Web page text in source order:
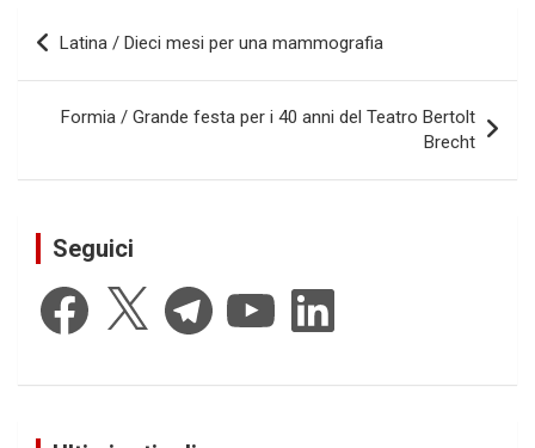
Navigazione
articoli
Latina / Dieci mesi per una mammografia
Formia / Grande festa per i 40 anni del Teatro Bertolt
Brecht
Seguici
Facebook Telegram YouTube LinkedIn